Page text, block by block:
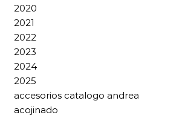
2020
2021
2022
2023
2024
2025
accesorios catalogo andrea
acojinado